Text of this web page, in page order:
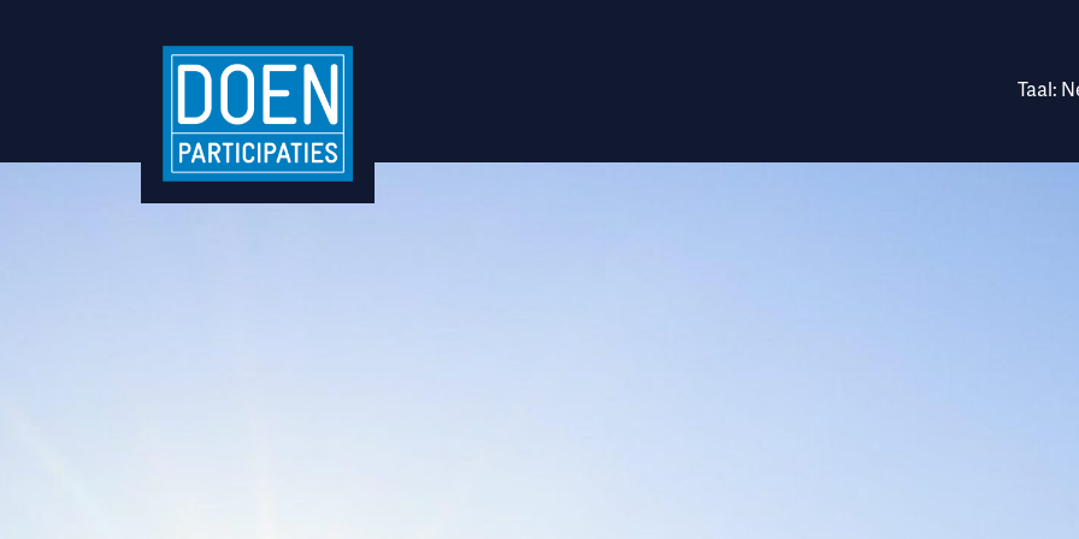
5 vragen aan Tom Doornik, Impact
Taal: